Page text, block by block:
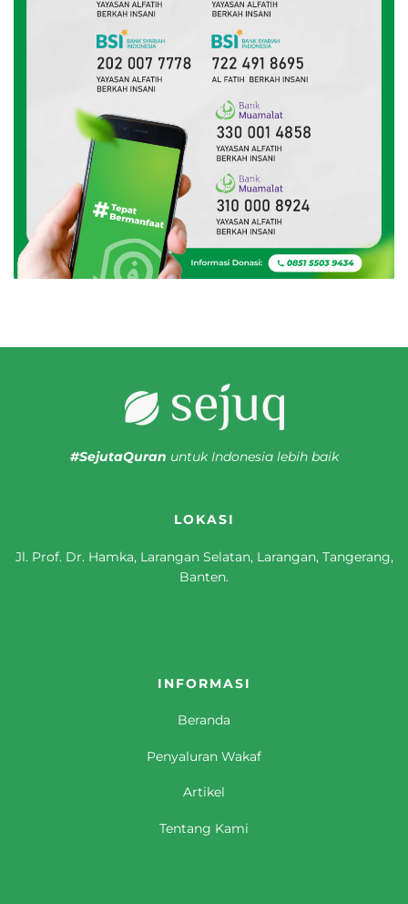
#SejutaQuran untuk Indonesia lebih baik
LOKASI
Jl. Prof. Dr. Hamka, Larangan Selatan, Larangan, Tangerang,
Banten.
INFORMASI
Beranda
Penyaluran Wakaf
Artikel
Tentang Kami